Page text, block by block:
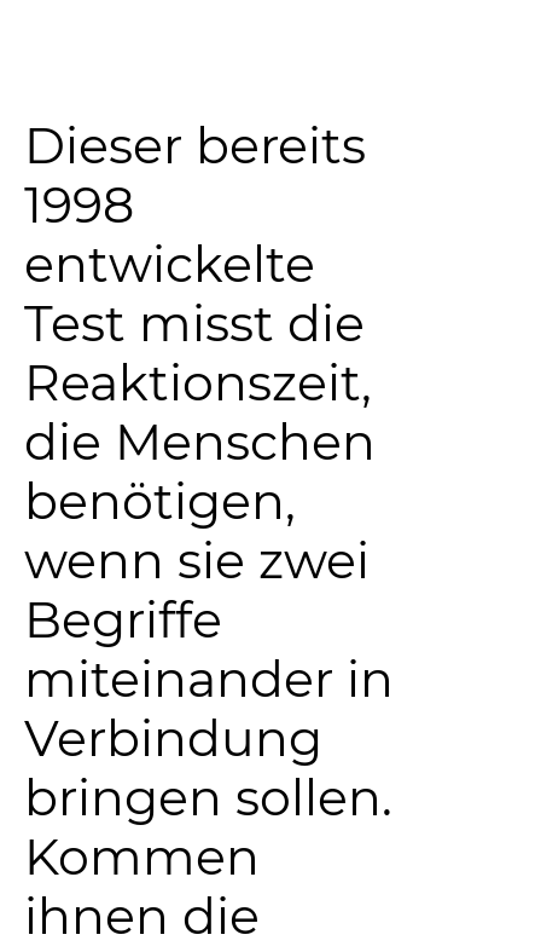
Dieser bereits
1998
entwickelte
Test misst die
Reaktionszeit,
die Menschen
benötigen,
wenn sie zwei
Begriffe
miteinander in
Verbindung
bringen sollen.
Kommen
ihnen die